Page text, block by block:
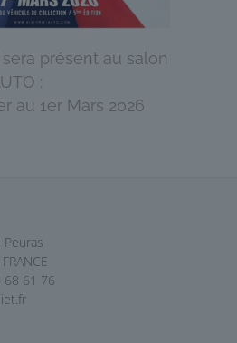
sera présent au salon
:
au 1er Mars 2026
68 61 76